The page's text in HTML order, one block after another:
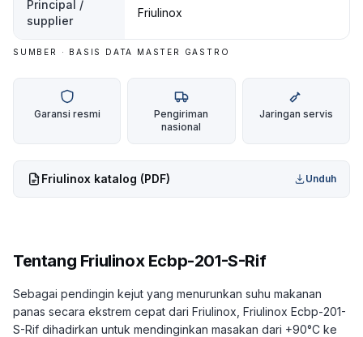
Principal /
supplier
Friulinox
SUMBER · BASIS DATA MASTER GASTRO
Garansi resmi
Pengiriman
nasional
Jaringan servis
Friulinox katalog (PDF) Unduh
Tentang Friulinox Ecbp-201-S-Rif
Sebagai pendingin kejut yang menurunkan suhu makanan
panas secara ekstrem cepat dari Friulinox, Friulinox Ecbp-201-
S-Rif dihadirkan untuk mendinginkan masakan dari +90°C ke